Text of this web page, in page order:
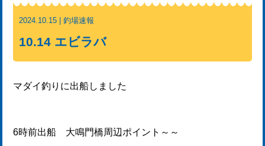
2024.10.15 | 釣場速報
10.14 エビラバ
マダイ釣りに出船しました
6時前出船 大鳴門橋周辺ポイント～～